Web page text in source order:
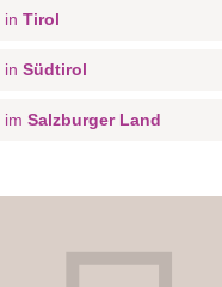
in Tirol
in Südtirol
im Salzburger Land